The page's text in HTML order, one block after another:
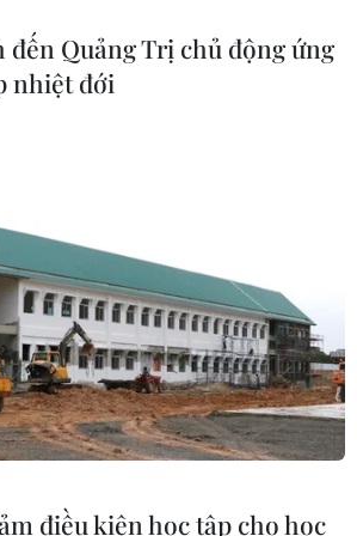
nguy cơ cần
vệ di sản nghề làm
Việt Nam-Hàn
Nẵng 2026
Từ thực hành
du lịch bền
đến Quảng Trị chủ động ứng
nhiệt đới
điều kiện học tập cho học